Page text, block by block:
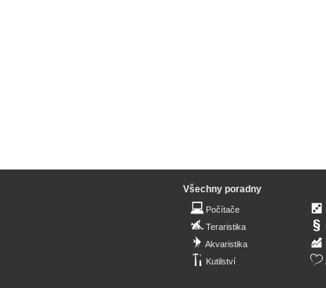
Všechny poradny
Počítače
Teraristika
Akvaristika
Kutilství